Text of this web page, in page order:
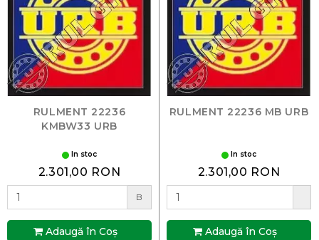
RULMENT 22236
KMBW33 URB
In stoc
2.301,00 RON
B
Adaugă în Coş
RULMENT 22236 MB URB
In stoc
2.301,00 RON
Adaugă în Coş